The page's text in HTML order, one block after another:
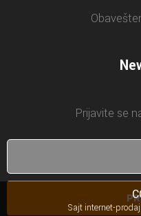
Prijavite se
Sajt internet-